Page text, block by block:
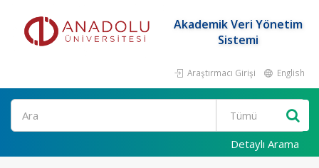
Akademik Veri Yönetim
Sistemi
Araştırmacı Girişi English
Ara
Detaylı Arama